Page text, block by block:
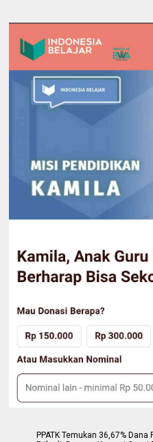
PPATK Temukan 36,67%